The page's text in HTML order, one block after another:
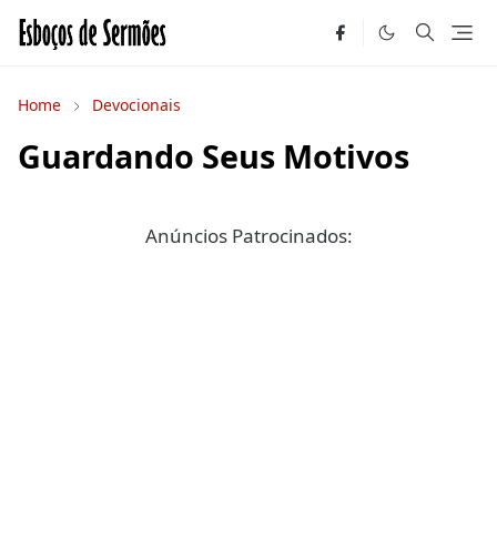
Home Devocionais
Guardando Seus Motivos
Anúncios Patrocinados: